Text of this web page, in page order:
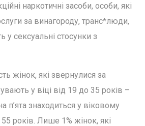
наркотичні засоби, особи, які
за винагороду, транс*люди,
у сексуальні стосунки з
жінок, які звернулися за
у віці від 19 до 35 років –
п’ята знаходиться у віковому
55 років. Лише 1% жінок, які